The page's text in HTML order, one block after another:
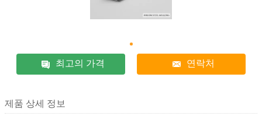
최고의 가격 연락처
제품 상세 정보